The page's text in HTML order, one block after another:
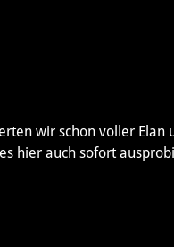
wir schon voller Elan
hier auch sofort